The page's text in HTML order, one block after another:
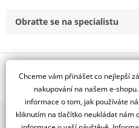
Obraťte se na specialistu
Jsme autorizovaný
dealer značky CUSTOMACCES
OCHRANNÉ RÁMY MOTOCYKLU
2x multibrand
Chceme vám přinášet co nejlepší
nakupování na našem e-
informace o tom, jak používáte
kliknutím na tlačítko neukládat nám